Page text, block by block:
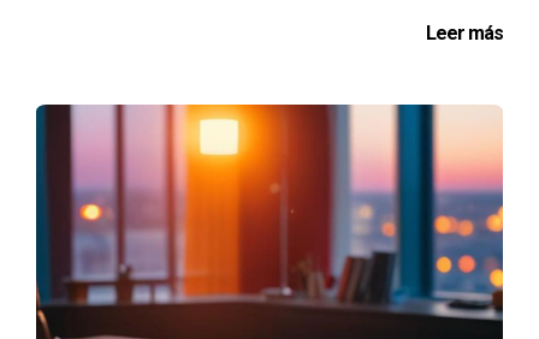
duraderas y significativas con los clientes.
Reflexión Motivacional
En el sector inmobiliario, el camino hacia el éxito está
pavimentado con el compromiso hacia el aprendizaje y la
mejora continua. Adoptar un enfoque orientado hacia la
capacitación y la colaboración no solo enriquece las
Leer más